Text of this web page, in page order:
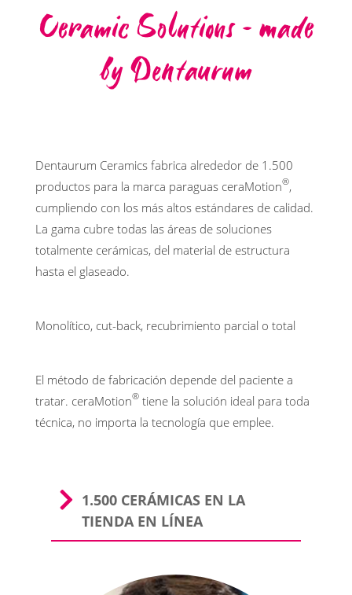
Ceramic Solutions – made
by Dentaurum
Dentaurum Ceramics fabrica alrededor de 1.500
productos para la marca paraguas ceraMotion®,
cumpliendo con los más altos estándares de calidad.
La gama cubre todas las áreas de soluciones
totalmente cerámicas, del material de estructura
hasta el glaseado.
Monolítico, cut-back, recubrimiento parcial o total
El método de fabricación depende del paciente a
tratar. ceraMotion® tiene la solución ideal para toda
técnica, no importa la tecnología que emplee.
1.500 CERÁMICAS EN LA
TIENDA EN LÍNEA